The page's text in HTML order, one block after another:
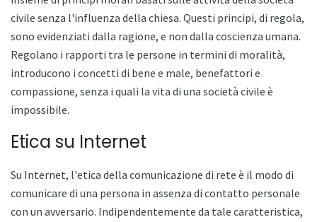
civile senza l'influenza della chiesa. Questi principi, di regola,
sono evidenziati dalla ragione, e non dalla coscienza umana.
Regolano i rapporti tra le persone in termini di moralità,
introducono i concetti di bene e male, benefattori e
compassione, senza i quali la vita di una società civile è
impossibile.
Etica su Internet
Su Internet, l'etica della comunicazione di rete è il modo di
comunicare di una persona in assenza di contatto personale
con un avversario. Indipendentemente da tale caratteristica,